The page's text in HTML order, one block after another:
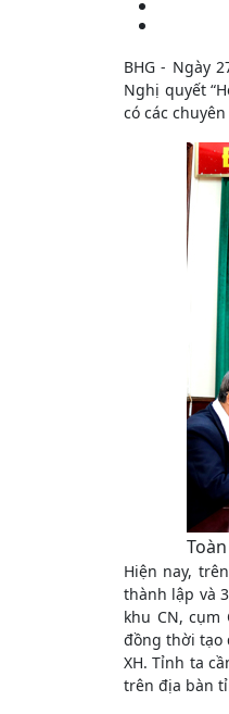
BHG - Ngày
Nghị quyết
có các
Hiện nay,
thành lập và
khu CN,
đồng thời tạo
XH. Tỉnh ta
trên địa bàn